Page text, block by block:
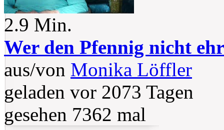
2.9 Min.
Wer den Pfennig nicht
aus/von Monika Löffler
geladen vor 2073 Tagen
gesehen 7362 mal